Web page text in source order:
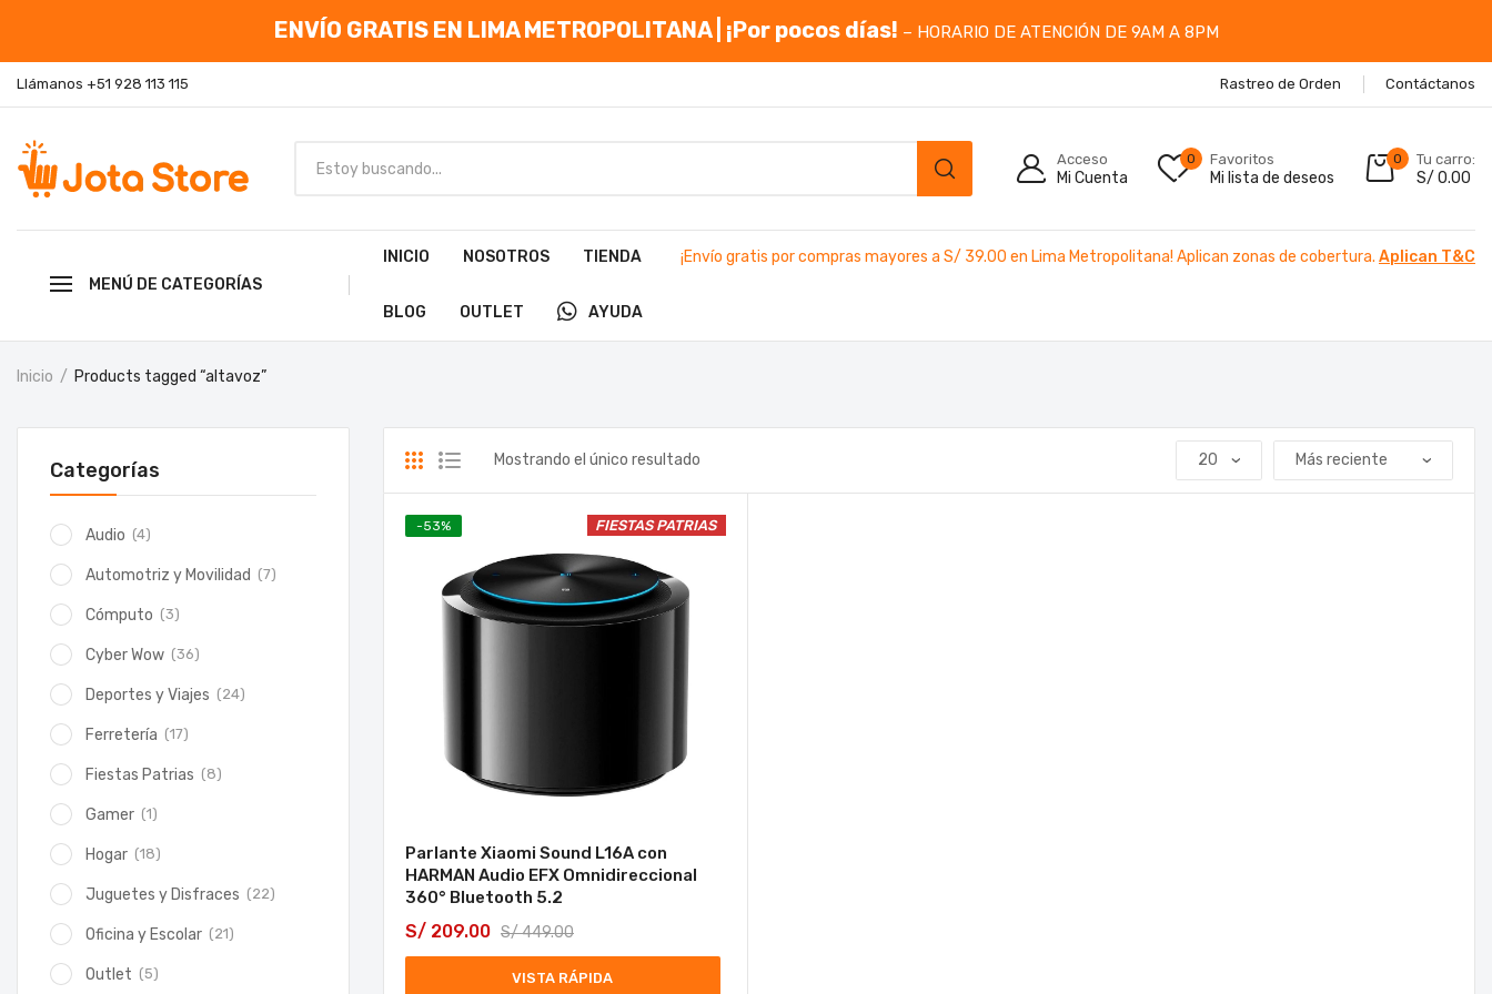
ENVÍO GRATIS EN LIMA METROPOLITANA | ¡Por pocos días! – HORARIO DE ATENCIÓN DE 9AM A 8PM
Llámanos +51 928 113 115 Rastreo de Orden Contáctanos
Acceso
Mi Cuenta
0 Favoritos
Mi lista de deseos
0 Tu carro:
S/ 0.00
MENÚ DE CATEGORÍAS
INICIO NOSOTROS TIENDA
BLOG OUTLET AYUDA
¡Envío gratis por compras mayores a S/ 39.00 en Lima Metropolitana! Aplican zonas de cobertura. Aplican T&C
Inicio Products tagged “altavoz”
Mostrando el único resultado
-53% FIESTAS PATRIAS
Parlante Xiaomi Sound L16A con
HARMAN Audio EFX Omnidireccional
360° Bluetooth 5.2
S/449.00
S/ 209.00
VISTA RÁPIDA
Categorías
Audio (4)
Automotriz y Movilidad (7)
Cómputo (3)
Cyber Wow (36)
Deportes y Viajes (24)
Ferretería (17)
Fiestas Patrias (8)
Gamer (1)
Hogar (18)
Juguetes y Disfraces (22)
Oficina y Escolar (21)
Outlet (5)